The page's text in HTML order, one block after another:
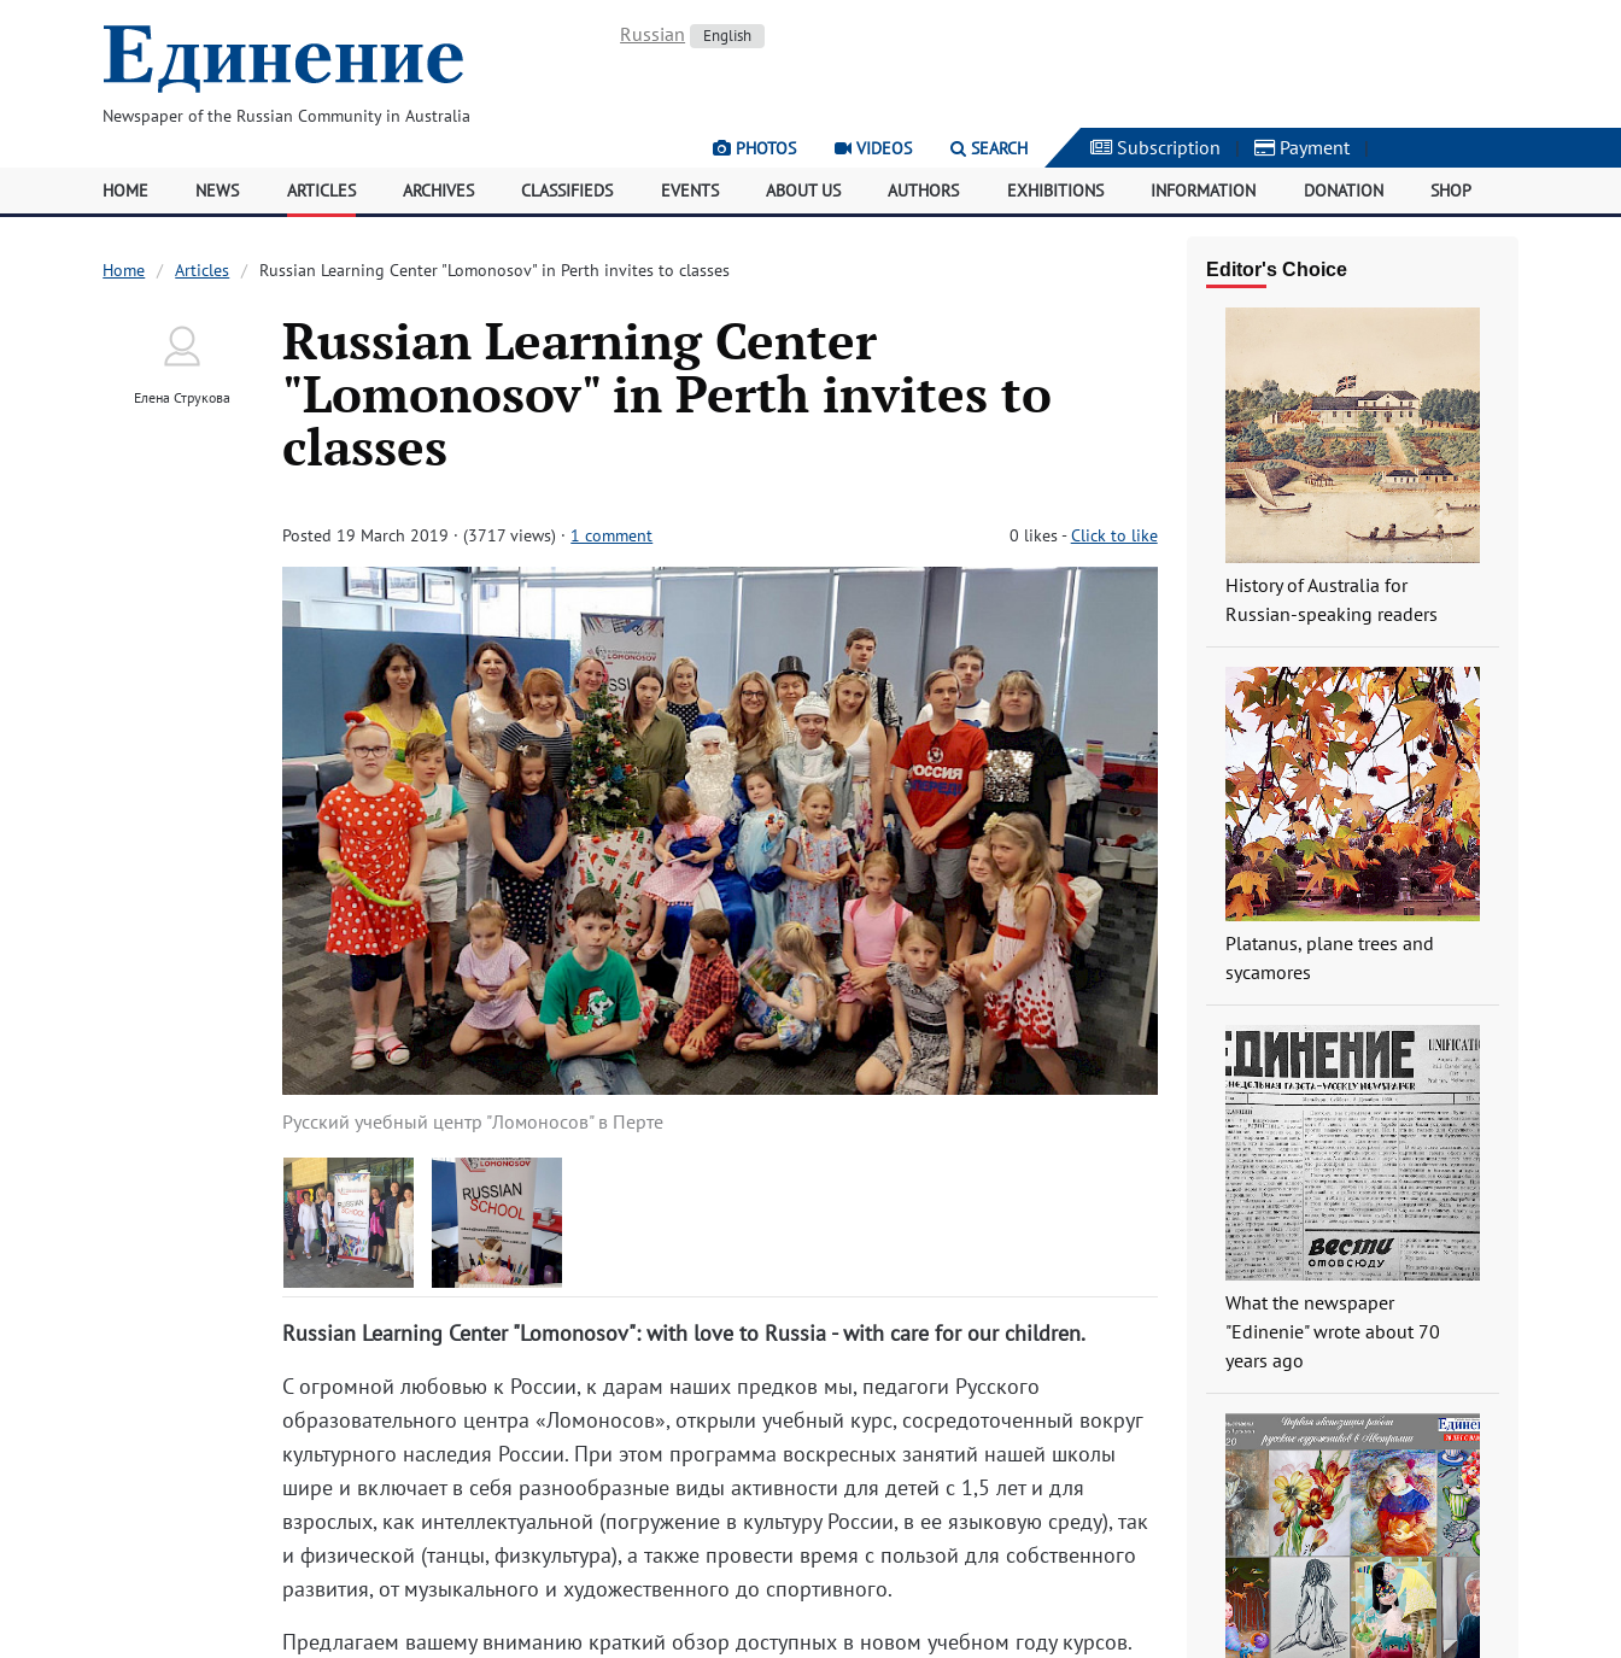
Newspaper of the Russian Community in Australia
Russian English
PHOTOS VIDEOS SEARCH Subscription | Payment |
HOME NEWS ARTICLES ARCHIVES CLASSIFIEDS EVENTS ABOUT US AUTHORS EXHIBITIONS INFORMATION DONATION SHOP
Home Articles Russian Learning Center "Lomonosov" in Perth invites to classes
Елена Струкова
Russian Learning Center
"Lomonosov" in Perth invites to
classes
Posted 19 March 2019 · (3717 views) · 1 comment 0 likes-Click to like
Русский учебный центр "Ломоносов" в Перте
Russian Learning Center "Lomonosov": with love to Russia - with care for our children.
С огромной любовью к России, к дарам наших предков мы, педагоги Русского
образовательного центра «Ломоносов», открыли учебный курс, сосредоточенный вокруг
культурного наследия России. При этом программа воскресных занятий нашей школы
шире и включает в себя разнообразные виды активности для детей с 1,5 лет и для
взрослых, как интеллектуальной (погружение в культуру России, в ее языковую среду), так
и физической (танцы, физкультура), а также провести время с пользой для собственного
развития, от музыкального и художественного до спортивного.
Предлагаем вашему вниманию краткий обзор доступных в новом учебном году курсов.
Editor's Choice
History of Australia for
Russian-speaking readers
Platanus, plane trees and
sycamores
What the newspaper
"Edinenie" wrote about 70
years ago